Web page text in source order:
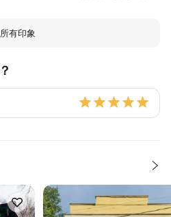
所有印象